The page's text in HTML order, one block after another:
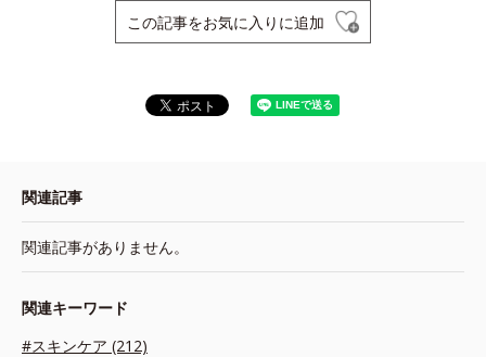
この記事をお気に入りに追加
関連記事
関連記事がありません。
関連キーワード
#スキンケア (212)